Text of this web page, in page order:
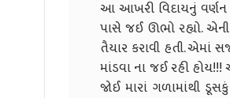
આ આખરી વિદાયનું વર્ણન
પાસે જઈ ઊભો રહ્યો.
તૈયાર કરાવી હતી. એમાં
માંડવા ના જઈ રહી
જોઈ મારાં ગળામાંથી